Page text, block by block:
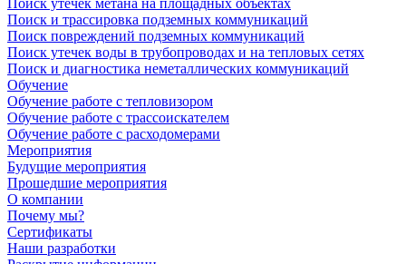
Поиск утечек метана на площадных объектах
Поиск и трассировка подземных коммуникаций
Поиск повреждений подземных коммуникаций
Поиск утечек воды в трубопроводах и на тепловых сетях
Поиск и диагностика неметаллических коммуникаций
Обучение
Обучение работе с тепловизором
Обучение работе с трассоискателем
Обучение работе с расходомерами
Мероприятия
Будущие мероприятия
Прошедшие мероприятия
О компании
Почему мы?
Сертификаты
Наши разработки